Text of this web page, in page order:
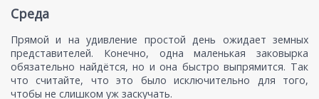
Среда
Прямой и на удивление простой день ожидает земных
представителей. Конечно, одна маленькая заковырка
обязательно найдётся, но и она быстро выпрямится. Так
что считайте, что это было исключительно для того,
чтобы не слишком уж заскучать.